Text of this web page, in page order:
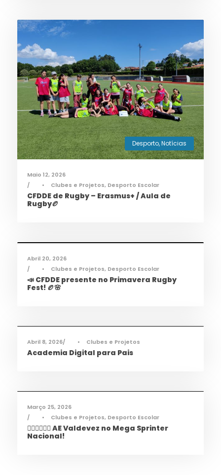
Desporto,Notícias
Maio 12, 2026
•
Clubes e Projetos, Desporto Escolar
CFDDE de Rugby – Erasmus+ / Aula de
Rugby🏉
Abril 20, 2026
•
Clubes e Projetos, Desporto Escolar
📣 CFDDE presente no Primavera Rugby
Fest! 🏉🌸
Abril 8, 2026 • Clubes e Projetos
Academia Digital para Pais
Março 25, 2026
•
Clubes e Projetos, Desporto Escolar
🏃‍♀️🏃‍♂️🏃‍♀️ AE Valdevez no Mega Sprinter
Nacional!